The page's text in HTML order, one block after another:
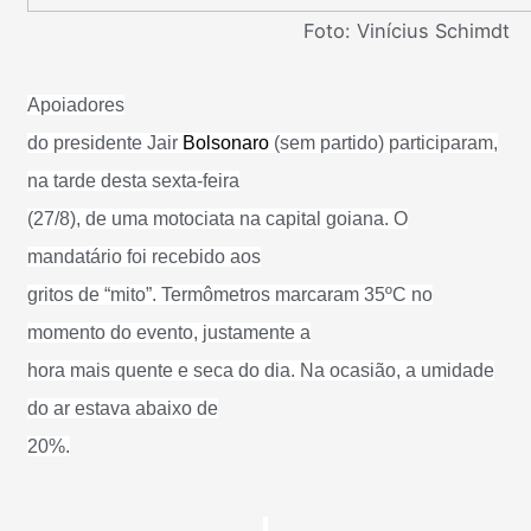
Foto: Vinícius Schimdt
Apoiadores
do presidente Jair Bolsonaro (sem partido) participaram,
na tarde desta sexta-feira
(27/8), de uma motociata na capital goiana. O
mandatário foi recebido aos
gritos de “mito”. Termômetros marcaram 35ºC no
momento do evento, justamente a
hora mais quente e seca do dia. Na ocasião, a umidade
do ar estava abaixo de
20%.